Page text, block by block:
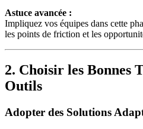
Astuce avancée :
Impliquez vos équipes dans cette
les points de friction et les
2. Choisir les Bonnes
Outils
Adopter des Solutions